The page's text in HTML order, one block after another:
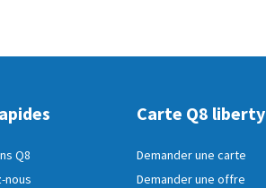
Q8
nous
Carte Q8 liberty
Demander une carte
Demander une offre